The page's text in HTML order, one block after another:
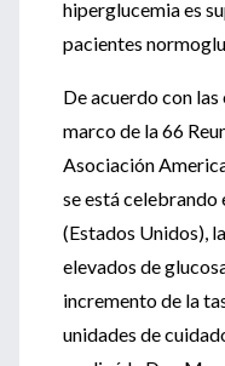
hiperglucemia es
pacientes
De acuerdo con
marco de la 66
Asociación
se está celebrando
(Estados Unidos),
elevados de
incremento de la
unidades de